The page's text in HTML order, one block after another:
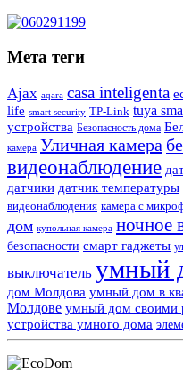
Мета теги
Ajax aqara casa inteligenta
life smart security TP-Link tuya
устройства Безопасность дома
камера Уличная камера
видеонаблюдение
датчики датчик температуры
видеонаблюдения камера с
дом купольная камера ночное
безопасности смарт гаджеты
выключатель умный
дом Молдова умный дом в
Молдове умный дом своими
устройства умного дома